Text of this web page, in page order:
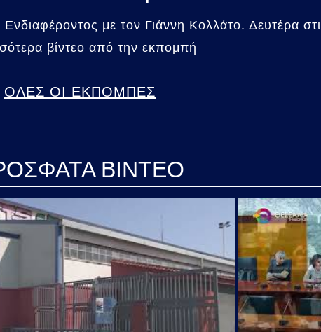
με τον Γιάννη Κολλάτο. Δευτέρα
βίντεο από την εκπομπή
ΟΛΕΣ ΟΙ ΕΚΠΟΜΠΕΣ
ΒΙΝΤΕΟ